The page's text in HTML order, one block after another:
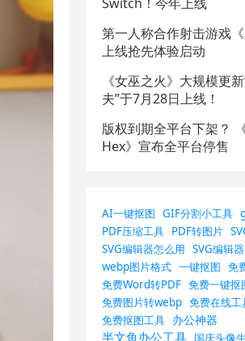
第一人称合作射击游戏《
上线抢先体验启动
《女巫之火》大规模更
夫”于7月28日上线！
版权到期全平台下架？
Hex》宣布全平台停售
AI一键抠图 GIF分割小工具
PDF压缩工具 PDF转图片
SVG编辑器怎么用 SVG编辑
webp图片格式 一键抠图 免
免费Word转PDF 免费一键抠
免费图片转webp 免费在线工
免费抠图工具 办公神器
半文鱼办公工具 国庆头像